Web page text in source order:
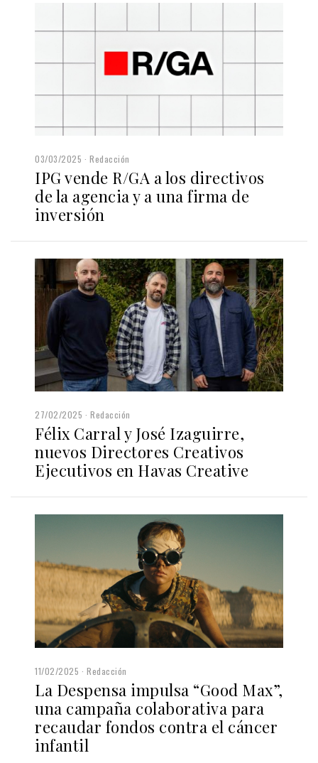
03/03/2025 Redacción
IPG vende R/GA a los directivos
de la agencia y a una firma de
inversión
27/02/2025 Redacción
Félix Carral y José Izaguirre,
nuevos Directores Creativos
Ejecutivos en Havas Creative
11/02/2025 Redacción
La Despensa impulsa “Good Max”,
una campaña colaborativa para
recaudar fondos contra el cáncer
infantil